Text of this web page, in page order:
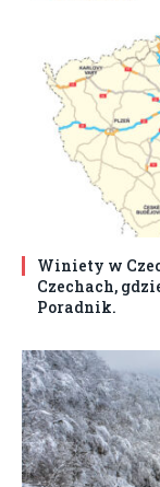
Winiety w
Czechach,
Poradnik.